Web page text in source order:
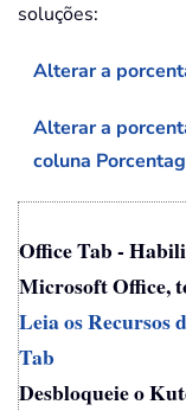
soluções:
Alterar a
Alterar a
coluna
Office Tab -
Microsoft Office,
Leia os Recursos
Tab
Desbloqueie o